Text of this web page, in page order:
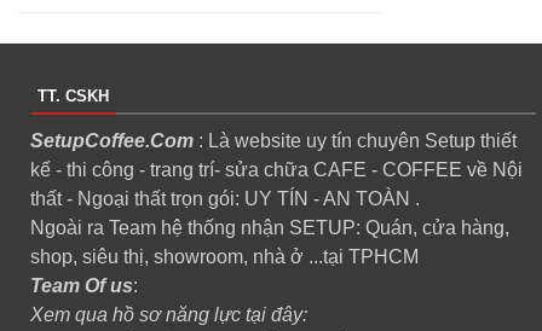
TT. CSKH
SetupCoffee.Com : Là website uy tín chuyên Setup thiết
kế - thi công - trang trí- sửa chữa CAFE - COFFEE về Nội
thất - Ngoại thất trọn gói: UY TÍN - AN TOÀN .
Ngoài ra Team hệ thống nhận SETUP: Quán, cửa hàng,
shop, siêu thị, showroom, nhà ở ...tại TPHCM
Team Of us:
Xem qua hồ sơ năng lực tại đây: